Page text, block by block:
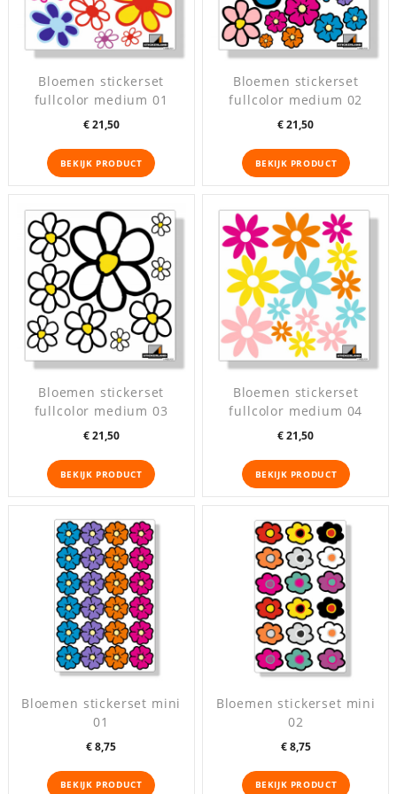
Bloemen stickerset
fullcolor medium 01
Prijs
€ 21,50
BEKIJK PRODUCT
Bloemen stickerset
fullcolor medium 02
Prijs
€ 21,50
BEKIJK PRODUCT
Bloemen stickerset
fullcolor medium 03
Prijs
€ 21,50
BEKIJK PRODUCT
Bloemen stickerset
fullcolor medium 04
Prijs
€ 21,50
BEKIJK PRODUCT
Bloemen stickerset mini
01
Prijs
€ 8,75
BEKIJK PRODUCT
Bloemen stickerset mini
02
Prijs
€ 8,75
BEKIJK PRODUCT